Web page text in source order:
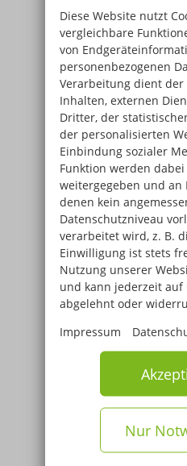
Diese Website nutzt
vergleichbare
von
personenbezogenen
Verarbeitung dient
Inhalten, externen
Dritter, der
der personalisierten
Einbindung sozialer
Funktion werden
weitergegeben und
denen kein
Datenschutzniveau
verarbeitet wird, z. B.
Einwilligung ist stets
Nutzung unserer
und kann jederzeit auf
abgelehnt oder
Impressum
Nur
Junge
Sportliche
Blindow
Tennisturnier
Online-
unsere
Ausbildung in
Bückeburg